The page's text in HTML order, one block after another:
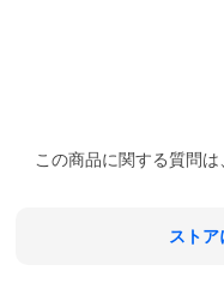
この商品に関する質問は
スト